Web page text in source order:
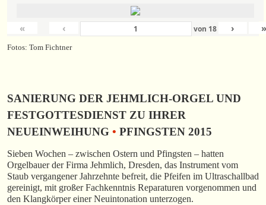
« ‹ von 18 ›
Fotos: Tom Fichtner
SANIERUNG DER JEHMLICH-ORGEL UND
FESTGOTTESDIENST ZU IHRER
NEUEINWEIHUNG • PFINGSTEN 2015
Sieben Wochen – zwischen Ostern und Pfingsten – hatten
Orgelbauer der Firma Jehmlich, Dresden, das Instrument vom
Staub vergangener Jahrzehnte befreit, die Pfeifen im Ultraschallbad
gereinigt, mit großer Fachkenntnis Reparaturen vorgenommen und
den Klangkörper einer Neuintonation unterzogen.